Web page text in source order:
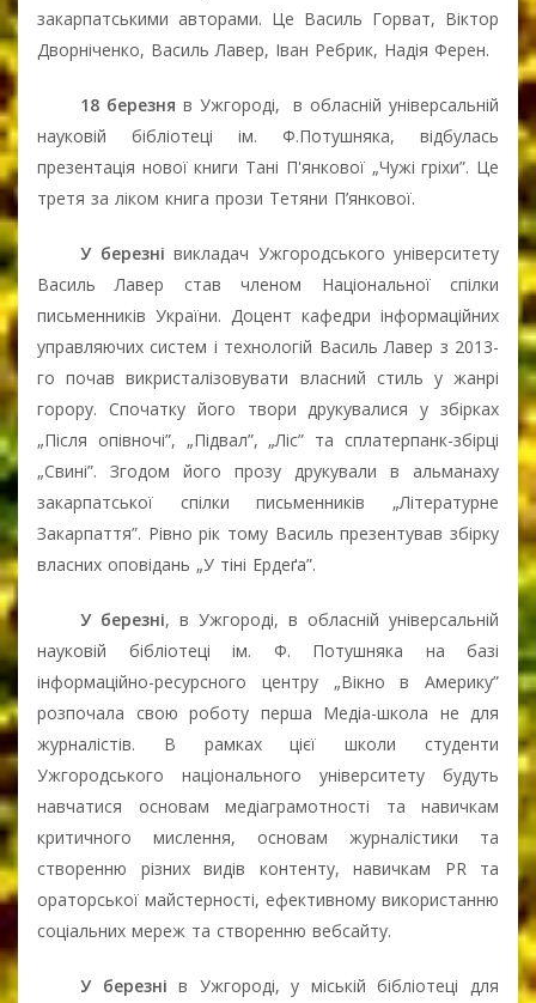
закарпатськими авторами. Це Василь Горват, Віктор
Дворніченко, Василь Лавер, Іван Ребрик, Надія Ферен.
18 березня в Ужгороді,
в обласній універсальній
науковій бібліотеці ім. Ф.Потушняка, відбулась
презентація нової книги Тані П'янкової „Чужі гріхи”. Це
третя за ліком книга прози Тетяни П’янкової.
У березні викладач Ужгородського університету
Василь Лавер став членом Національної спілки
письменників України. Доцент кафедри інформаційних
управляючих систем і технологій Василь Лавер з 2013-
го почав викристалізовувати власний стиль у жанрі
горору. Спочатку його твори друкувалися у збірках
„Після опівночі”, „Підвал”, „Ліс” та сплатерпанк-збірці
„Свині”. Згодом його прозу друкували в альманаху
закарпатської спілки письменників „Літературне
Закарпаття”. Рівно рік тому Василь презентував збірку
власних оповідань „У тіні Ердеґа”.
У березні, в Ужгороді, в обласній універсальній
науковій бібліотеці ім. Ф. Потушняка на базі
інформаційно-ресурсного центру „Вікно в Америку”
розпочала свою роботу перша Медіа-школа не для
журналістів. В рамках цієї школи студенти
Ужгородського національного університету будуть
навчатися основам медіаграмотності та навичкам
критичного мислення, основам журналістики та
створенню різних видів контенту, навичкам PR та
ораторської майстерності, ефективному використанню
соціальних мереж та створенню вебсайту.
У березні в Ужгороді, у міській бібліотеці для